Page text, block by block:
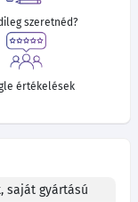
szeretnéd?
értékelések
saját gyártású